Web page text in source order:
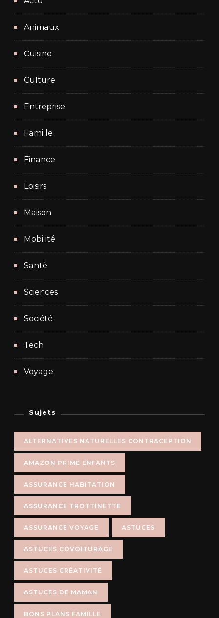
Animaux
Cuisine
Culture
Entreprise
Famille
Finance
Loisirs
Maison
Mobilité
Santé
Sciences
Société
Tech
Voyage
Sujets
ALTERNATIVES NATURELLES CONTRACEPTION
AMAZON PRIME ENFANTS
ASSURANCE HABITATION
ASSURANCE TROTTINETTE
ASSURANCE VOYAGE ASTUCES
ASTUCES COVOITURAGE
ASTUCES CRÉATIVITÉ
ASTUCES DE MAMAN
BONS PLANS FAMILLE